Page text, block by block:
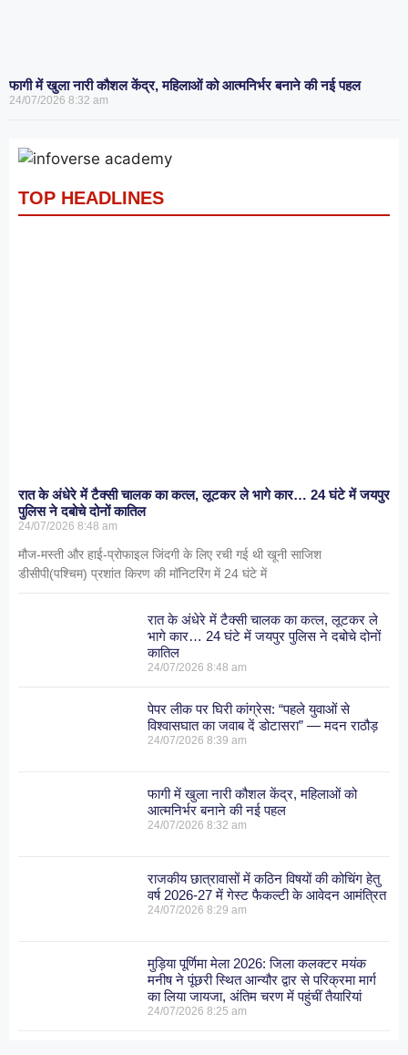
फागी में खुला नारी कौशल केंद्र, महिलाओं को आत्मनिर्भर बनाने की नई पहल
24/07/2026 8:32 am
TOP HEADLINES
रात के अंधेरे में टैक्सी चालक का कत्ल, लूटकर ले भागे कार… 24 घंटे में जयपुर
पुलिस ने दबोचे दोनों कातिल
24/07/2026 8:48 am
मौज-मस्ती और हाई-प्रोफाइल जिंदगी के लिए रची गई थी खूनी साजिश
डीसीपी(पश्चिम) प्रशांत किरण की मॉनिटरिंग में 24 घंटे में
रात के अंधेरे में टैक्सी चालक का कत्ल, लूटकर ले
भागे कार… 24 घंटे में जयपुर पुलिस ने दबोचे दोनों
कातिल
24/07/20268:48 am
पेपर लीक पर घिरी कांग्रेस: “पहले युवाओं से
विश्वासघात का जवाब दें डोटासरा” — मदन राठौड़
24/07/20268:39 am
फागी में खुला नारी कौशल केंद्र, महिलाओं को
आत्मनिर्भर बनाने की नई पहल
24/07/20268:32 am
राजकीय छात्रावासों में कठिन विषयों की कोचिंग हेतु
वर्ष 2026-27 में गेस्ट फैकल्टी के आवेदन आमंत्रित
24/07/20268:29 am
मुड़िया पूर्णिमा मेला 2026: जिला कलक्टर मयंक
मनीष ने पूंछरी स्थित आन्यौर द्वार से परिक्रमा मार्ग
का लिया जायजा, अंतिम चरण में पहुंचीं तैयारियां
24/07/20268:25 am